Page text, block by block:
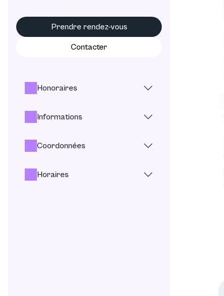
Prendre rendez-vous
Contacter
Honoraires
Informations
Coordonnées
Horaires